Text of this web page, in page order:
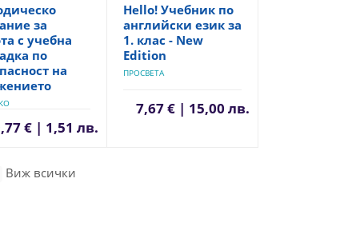
за
с учебна
по
на
€ | 1,51 лв.
Hello! Учебник по
английски език за
1. клас - New
Edition
ПРОСВЕТА
7,67 € | 15,00 лв.
Виж всички